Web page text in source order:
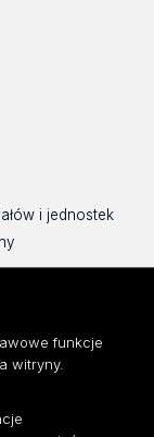
i jednostek
funkcje
witryny.